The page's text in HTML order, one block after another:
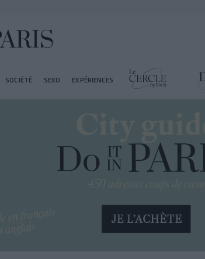
SOCIÉTÉ SEXO EXPÉRIENCES